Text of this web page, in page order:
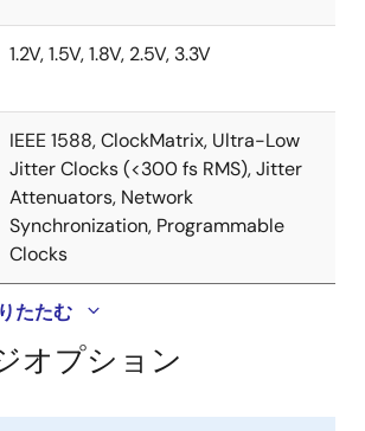
1.2V, 1.5V, 1.8V, 2.5V, 3.3V
IEEE 1588, ClockMatrix, Ultra-Low
Jitter Clocks (<300 fs RMS), Jitter
Attenuators, Network
Synchronization, Programmable
Clocks
たたむ
オプション